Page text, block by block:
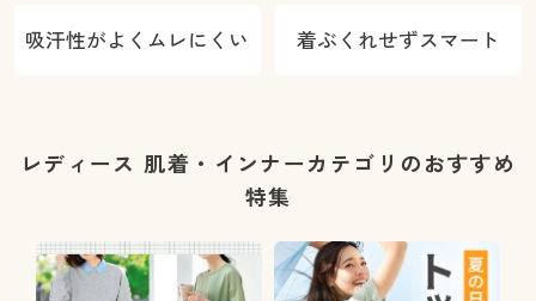
吸汗性がよくムレにくい 着ぶくれせずスマート
レディース 肌着・インナーカテゴリのおすすめ
特集